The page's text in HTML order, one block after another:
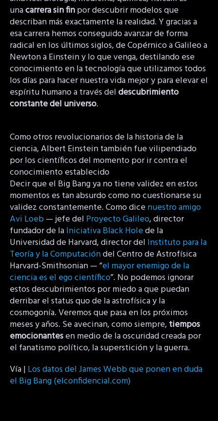
unacarrera sin finpor descubrir modelos que
describan más exactamente la realidad. Y gracias a
esa carrera hemos conseguido avanzar de forma
radical en los últimos siglos, de Copérnico a Galileo a
Newton a Einstein y lo que venga, destilando ese
conocimiento en la tecnología que utilizamos todos
los días para hacer nuestra vida mejor y para elevar el
espíritu humano a través deldescubrimiento
constante del universo.
Como otros revolucionarios de la historia de la
ciencia, Albert Einstein también fue vilipendiado
por los científicos del momento por ir contra el
conocimiento establecido
Decir que el Big Bang ya no tiene validez en estos
momentos es tan absurdo como no cuestionarse su
validez constantemente. Como dicenuestro amigo
Avi Loeb— jefe del Proyecto Galileo, director
fundador de laIniciativa Black Holede la
Universidad de Harvard, director del Instituto para la
Teoría y la Computacióndel Centro de Astrofísica
Harvard-Smithsonian — “el mayor enemigo de la
ciencia es el ego científico”. No podemos ignorar
estos descubrimientos por miedo a que puedan
derribar el status quo de la astrofísica y la
cosmogonía. Veremos que pasa en los próximos
meses y años. Se avecinan, como siempre,tiempos
emocionantesen medio de la oscuridad creada por
el fanatismo político, la superstición y la guerra.
Vía | Los datos del James Webb que ponen en duda
el Big Bang (elconfidencial.com)